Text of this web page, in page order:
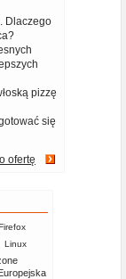
Dlaczego
pizzę
się
ofertę
Linux